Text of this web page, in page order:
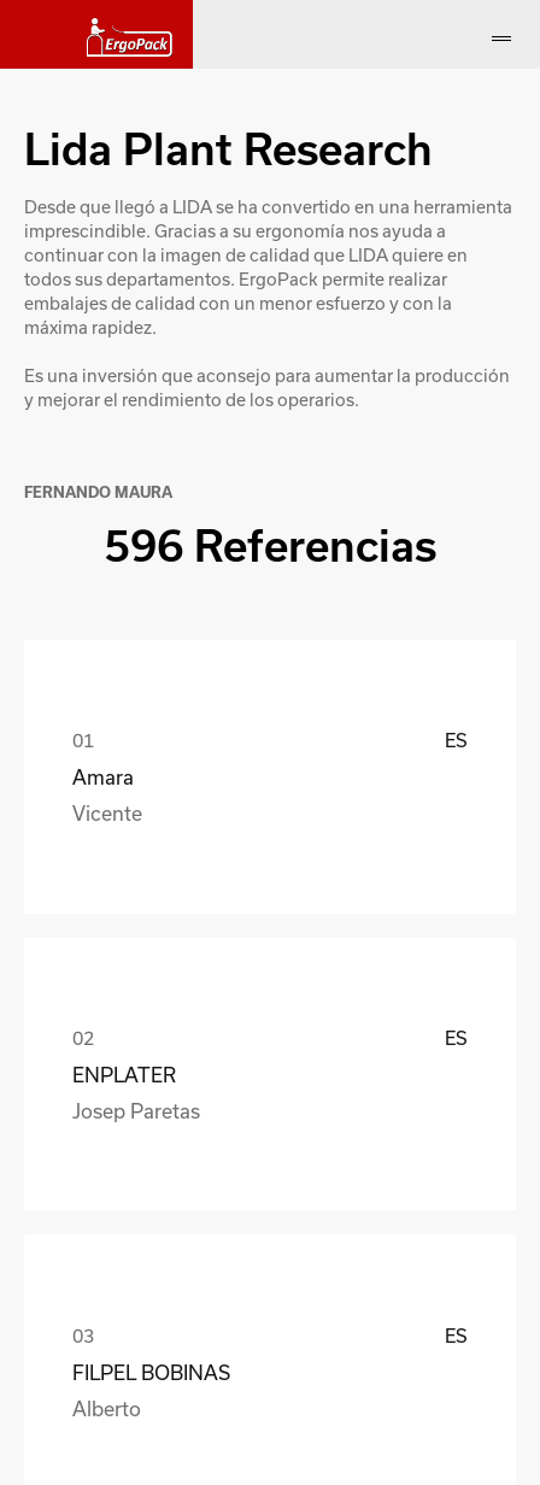
Lida Plant Research
Desde que llegó a LIDA se ha convertido en una herramienta
imprescindible. Gracias a su ergonomía nos ayuda a
continuar con la imagen de calidad que LIDA quiere en
todos sus departamentos. ErgoPack permite realizar
embalajes de calidad con un menor esfuerzo y con la
máxima rapidez.
Es una inversión que aconsejo para aumentar la producción
y mejorar el rendimiento de los operarios.
FERNANDO MAURA
596 Referencias
ES
Amara
Vicente
ES
ENPLATER
Josep Paretas
ES
FILPEL BOBINAS
Alberto